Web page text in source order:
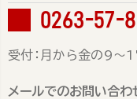
0263-57-
受付：月から金の9～
メールでのお問い合わ